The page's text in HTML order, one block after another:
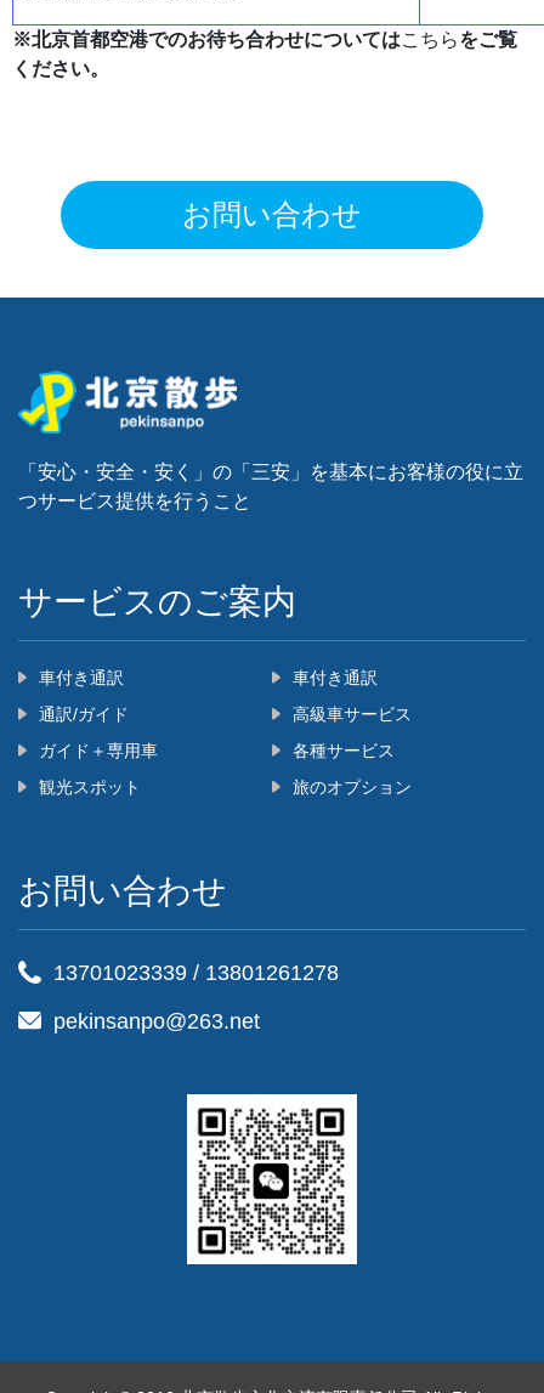
※北京首都空港でのお待ち合わせについてはこちらをご覧
ください。
お問い合わせ
「安心・安全・安く」の「三安」を基本にお客様の役に立
つサービス提供を行うこと
‌サービスのご案内
車付き通訳
車付き通訳
通訳/ガイド
高級車サービス
ガイド＋専用車
各種サービス
観光スポット
旅のオプション
お問い合わせ
13701023339 / 13801261278
pekinsanpo@263.net